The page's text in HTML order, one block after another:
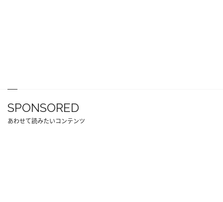
SPONSORED
あわせて読みたいコンテンツ